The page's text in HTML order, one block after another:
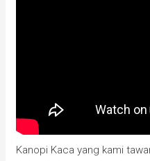
Kanopi Kaca yang kami